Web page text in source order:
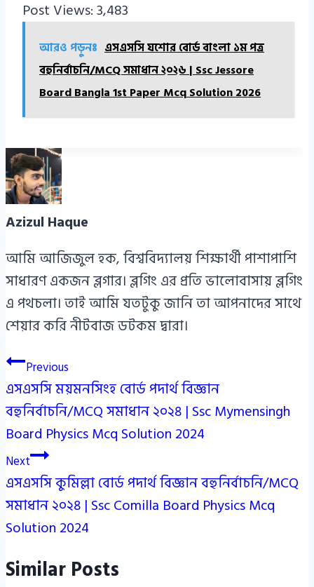
Post Views:3,483
আরও পড়ুনঃ এসএসসি যশোর বোর্ড বাংলা ১ম পত্র
বহুনির্বাচনি/MCQ সমাধান ২০২৬ | Ssc Jessore
Board Bangla 1st Paper Mcq Solution 2026
Azizul Haque
আমি আজিজুল হক, বিশ্ববিদ্যালয় শিক্ষার্থী পাশাপাশি
সাধারণ একজন ব্লগার। ব্লগিং এর প্রতি ভালোবাসায় ব্লগিং
এ পথচলা। তাই আমি যতটুকু জানি তা আপনাদের সাথে
শেয়ার করি নীটবাজ ডটকম দ্বারা।
Post
navigation
Previous
এসএসসি ময়মনসিংহ বোর্ড পদার্থ বিজ্ঞান
বহুনির্বাচনি/MCQ সমাধান ২০২৪ | Ssc Mymensingh
Board Physics Mcq Solution 2024
Next
এসএসসি কুমিল্লা বোর্ড পদার্থ বিজ্ঞান বহুনির্বাচনি/MCQ
সমাধান ২০২৪ | Ssc Comilla Board Physics Mcq
Solution 2024
Similar Posts